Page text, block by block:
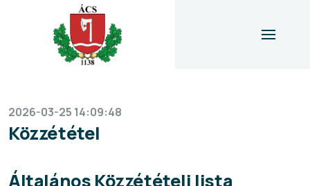
icon
2026-03-25 14:09:48
Közzététel
Általános Közzétételi lista